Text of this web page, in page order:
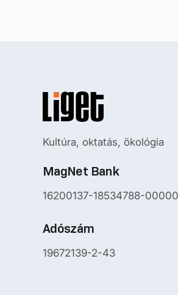
Kultúra, oktatás, ökológia
MagNet Bank
16200137-18534788-
Adószám
19672139-2-43